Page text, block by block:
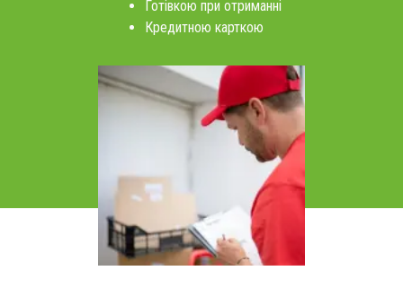
Готівкою при отриманні
Кредитною карткою